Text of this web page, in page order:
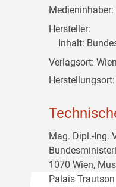
Hersteller:
Inhalt:
Verlagsort:
Mag. Dipl.-Ing.
1070 Wien,
Palais Trautson